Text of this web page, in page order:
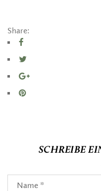
Share:
SCHREIBE